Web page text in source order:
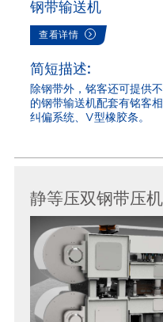
钢带输送机
查看详情
简短描述:
除钢带外，铭客还可提供
的钢带输送机配套有铭客
纠偏系统、V型橡胶条。
静等压双钢带压机